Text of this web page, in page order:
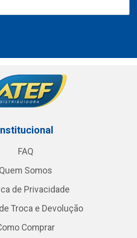
FAQ
Quem Somos
de Privacidade
Troca e Devolução
Comprar